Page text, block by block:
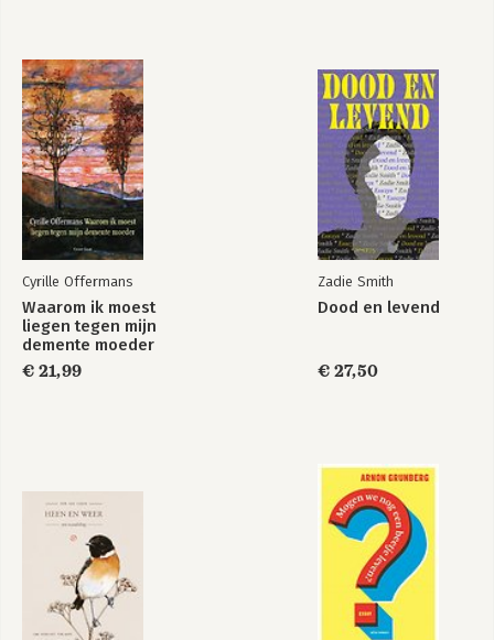
Cyrille Offermans
Waarom ik moest
liegen tegen mijn
demente moeder
€ 21,99
Zadie Smith
Dood en levend
€ 27,50